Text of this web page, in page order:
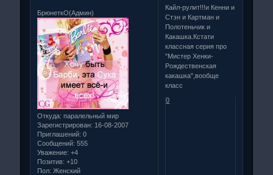
БрюнеткО(Админ)
Откуда: паралельный мир
Зарегистрирован: 16-08-2007
Приглашений: 0
Сообщений: 555
Уважение: +4
Позитив: +10
Пол: Женский
Кайл-рулит!!!и Кенни и
Стэн и Картман и
Полотеньчик и
Какашка.Кстати
классная серия про
"Мистер Хенки-
Рождественская
какашка",вообще
класс
0